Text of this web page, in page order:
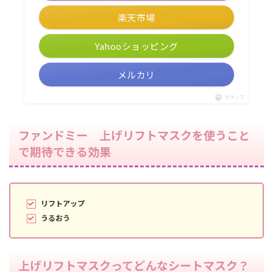
楽天市場
Yahooショッピング
メルカリ
ポチップ
ファンドミー 上げリフトマスクを使うこと
で期待できる効果
リフトアップ
うるおう
上げリフトマスクってどんなシートマスク？